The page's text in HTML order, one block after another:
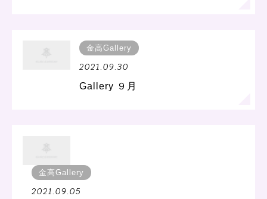
金高Gallery
2021.09.30
Gallery ９月
金高Gallery
2021.09.05